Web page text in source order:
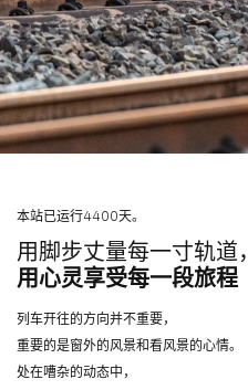
本站已运行4400天。
用脚步丈量每一寸轨道，
用心灵享受每一段旅程
列车开往的方向并不重要，
重要的是窗外的风景和看风景的心情。
处在嘈杂的动态中，